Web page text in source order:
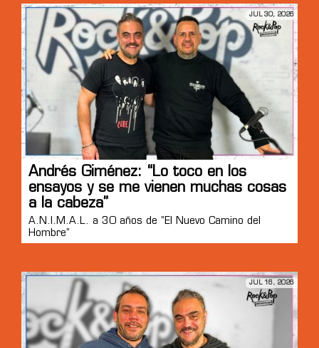
JUL 30, 2026
Andrés Giménez: “Lo toco en los
ensayos y se me vienen muchas cosas
a la cabeza”
A.N.I.M.A.L. a 30 años de “El Nuevo Camino del
Hombre”
JUL 16, 2026